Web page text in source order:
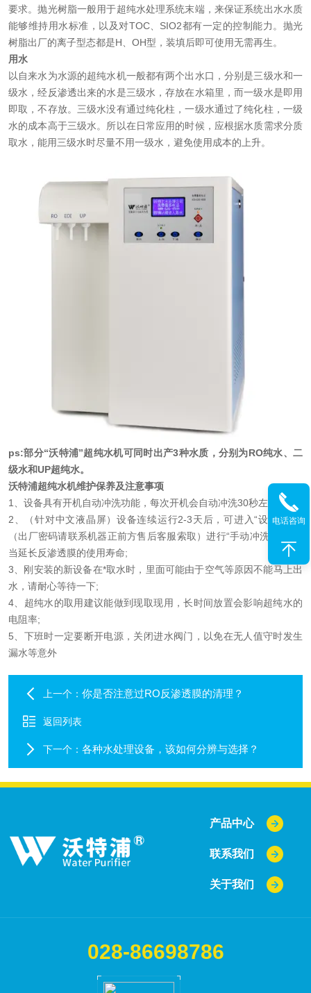
要求。抛光树脂一般用于超纯水处理系统末端，来保证系统出水水质
能够维持用水标准，以及对TOC、SIO2都有一定的控制能力。抛光
树脂出厂的离子型态都是H、OH型，装填后即可使用无需再生。
用水
以自来水为水源的超纯水机一般都有两个出水口，分别是三级水和一
级水，经反渗透出来的水是三级水，存放在水箱里，而一级水是即用
即取，不存放。三级水没有通过纯化柱，一级水通过了纯化柱，一级
水的成本高于三级水。所以在日常应用的时候，应根据水质需求分质
取水，能用三级水时尽量不用一级水，避免使用成本的上升。
ps:部分“沃特浦”超纯水机可同时出产3种水质，分别为RO纯水、二
级水和UP超纯水。
沃特浦超纯水机维护保养及注意事项
1、设备具有开机自动冲洗功能，每次开机会自动冲洗30秒左右;
2、（针对中文液晶屏）设备连续运行2-3天后，可进入“设置”菜单
（出厂密码请联系机器正前方售后客服索取）进行“手动冲洗”，可适
当延长反渗透膜的使用寿命;
3、刚安装的新设备在*取水时，里面可能由于空气等原因不能马上出
水，请耐心等待一下;
4、超纯水的取用建议能做到现取现用，长时间放置会影响超纯水的
电阻率;
5、下班时一定要断开电源，关闭进水阀门，以免在无人值守时发生
漏水等意外
上一个： 你是否注意过RO反渗透膜的清理？
返回列表
下一个： 各种水处理设备，该如何分辨与选择？
产品中心
联系我们
关于我们
028-86698786
电话咨询